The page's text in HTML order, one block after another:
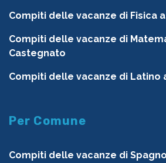
Compiti delle vacanze di Fisica
Compiti delle vacanze di
Castegnato
Compiti delle vacanze di Latino
Per Comune
Compiti delle vacanze di